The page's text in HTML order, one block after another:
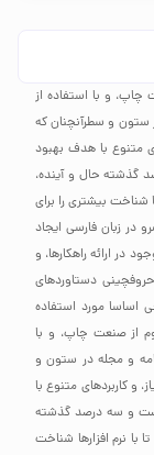
و با استفاده از
ستون و سطرآنچنان که
متنوع با هدف بهبود
گذشته حال و آینده،
شناخت بیشتری را برای
در زبان فارسی ایجاد
در ارائه راهکارها، و
دستاوردهای
اساسا مورد استفاده
از صنعت چاپ، و با
و مجله در ستون و
و کاربردهای متنوع با
شصت و سه درصد گذشته
با نرم افزارها شناخت